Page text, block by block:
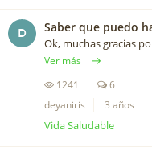
D Saber que puedo
Ok, muchas gracias
Ver más
1241
6
deyaniris
3 años
Vida Saludable